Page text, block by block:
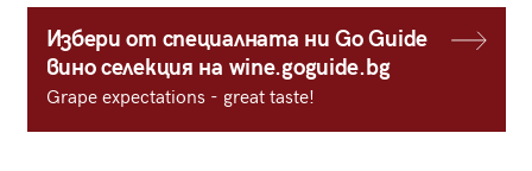
Избери от специалната ни Go Guide
вино селекция на wine.goguide.bg
Grape expectations - great taste!